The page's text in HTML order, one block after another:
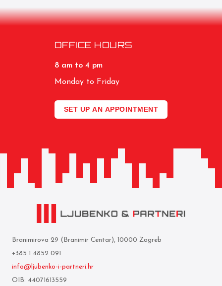
OFFICE HOURS
8 am to 4 pm
Monday to Friday
SET UP AN APPOINTMENT
Branimirova 29 (Branimir Centar), 10000 Zagreb
+385 1 4852 091
info@ljubenko-i-partneri.hr
OIB: 44071613559